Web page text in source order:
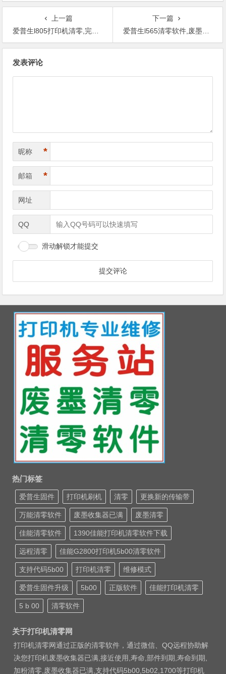
上一篇
爱普生l805打印机清零,完美解决5b00废墨收集器已满使用寿命到期。
下一篇
爱普生l565清零软件,废墨收集器已满5 b 00解决方法。
发表评论
昵称 *
邮箱 *
网址
QQ
滑动解锁才能提交
热门标签
爱普生固件 打印机刷机 清零 更换新的传输带
万能清零软件 废墨收集器已满 废墨清零
佳能清零软件 1390佳能打印机清零软件下载
远程清零 佳能G2800打印机5b00清零软件
支持代码5b00 打印机清零 维修模式
爱普生固件升级 5b00 正版软件 佳能打印机清零
5 b 00 清零软件
关于打印机清零网
打印机清零网通过正版的清零软件，通过微信、QQ远程协助解
决您打印机废墨收集器已满,接近使用,寿命,部件到期,寿命到期,
加粉清零,废墨收集器已满,支持代码5b00,5b02,1700等打印机